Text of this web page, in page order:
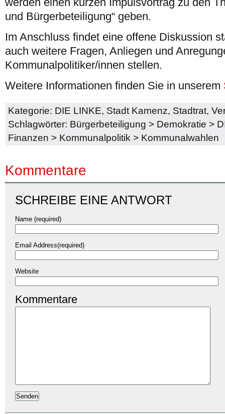
und Bürgerbeteiligung“ geben.
Im Anschluss findet eine offene Diskussion
auch weitere Fragen, Anliegen und
Kommunalpolitiker/innen stellen.
Weitere Informationen finden Sie in unserem
Kategorie: DIE LINKE, Stadt Kamenz, Stadtrat,
Schlagwörter: Bürgerbeteiligung > Demokratie >
Finanzen > Kommunalpolitik > Kommunalwahlen
Kommentare
SCHREIBE EINE ANTWORT
Name (required)
Email Address(required)
Website
Kommentare